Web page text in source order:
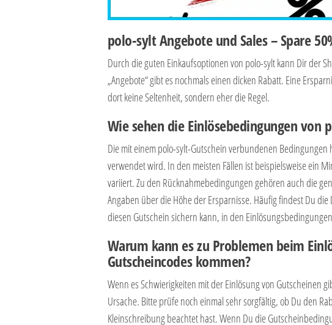
polo-sylt Angebote und Sales – Spare
Durch die guten Einkaufsoptionen von polo-sylt kann Dir der
„Angebote“ gibt es nochmals einen dicken Rabatt. Eine
dort keine Seltenheit, sondern eher die Regel.
Wie sehen die Einlösebedingungen von
Die mit einem polo-sylt-Gutschein verbundenen
verwendet wird. In den meisten Fällen ist beispielsweise ein
variiert. Zu den Rücknahmebedingungen gehören auch die
Angaben über die Höhe der Ersparnisse. Häufig findest Du
diesen Gutschein sichern kann, in den
Warum kann es zu Problemen beim
Gutscheincodes kommen?
Wenn es Schwierigkeiten mit der Einlösung von Gutscheinen
Ursache. Bitte prüfe noch einmal sehr sorgfältig, ob Du den
Kleinschreibung beachtet hast. Wenn Du die